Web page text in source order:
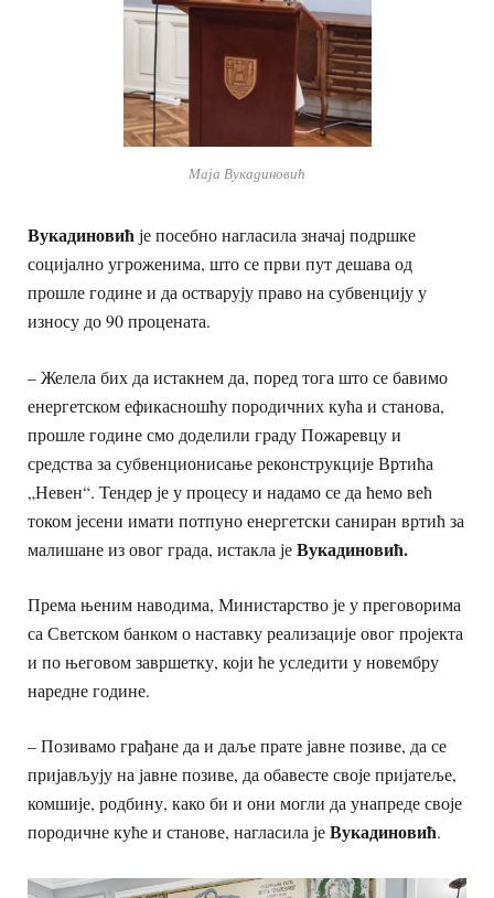
Маја Вукадиновић
Вукадиновићје посебно нагласила значај подршке
социјално угроженима, што се први пут дешава од
прошле године и да остварују право на субвенцију у
износу до 90 процената.
– Желела бих да истакнем да, поред тога што се бавимо
енергетском ефикасношћу породичних кућа и станова,
прошле године смо доделили граду Пожаревцу и
средства за субвенционисање реконструкције Вртића
„Невен“. Тендер је у процесу и надамо се да ћемо већ
током јесени имати потпуно енергетски саниран вртић за
малишане из овог града, истакла јеВукадиновић.
Према њеним наводима, Министарство је у преговорима
са Светском банком о наставку реализације овог пројекта
и по његовом завршетку, који ће уследити у новембру
наредне године.
– Позивамо грађане да и даље прате јавне позиве, да се
пријављују на јавне позиве, да обавесте своје пријатеље,
комшије, родбину, како би и они могли да унапреде своје
породичне куће и станове, нагласила јеВукадиновић.